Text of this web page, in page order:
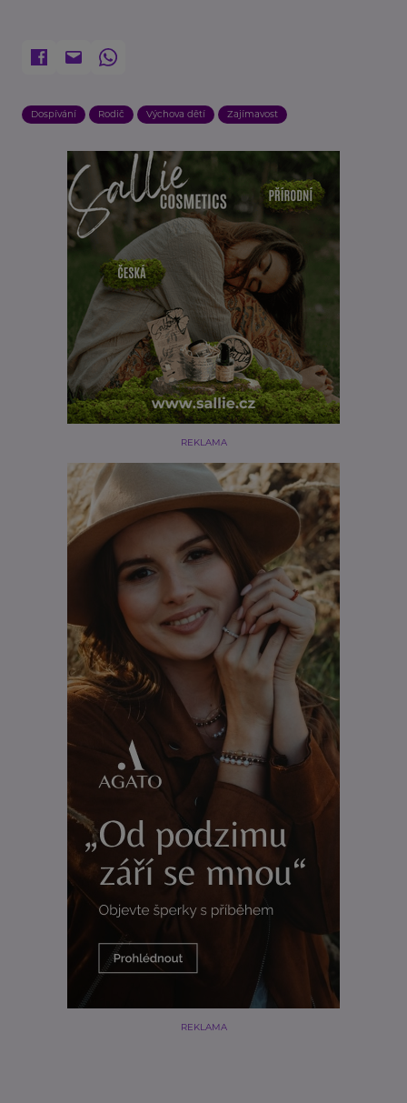
Dospívání Rodič Výchova dětí Zajímavost
REKLAMA
REKLAMA